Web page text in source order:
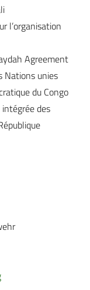
l’organisation
Agreement
Nations unies
du Congo
des